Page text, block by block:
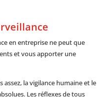
en entreprise ne peut que
et vous apporter une
la vigilance humaine et le
Les réflexes de tous